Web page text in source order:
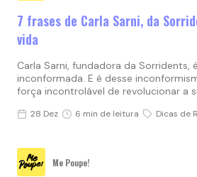
7 frases de Carla Sarni, da
vida
Carla Sarni, fundadora da Sorridents,
inconformada. E é desse
força incontrolável de revolucionar a
28 Dez 6 min de leitura Dicas de
Me Poupe!